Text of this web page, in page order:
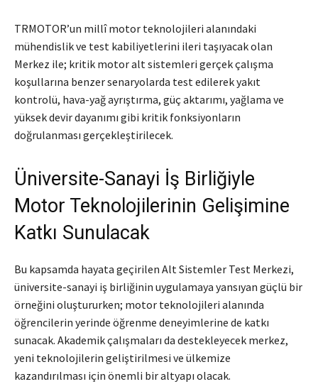
TRMOTOR’un millî motor teknolojileri alanındaki
mühendislik ve test kabiliyetlerini ileri taşıyacak olan
Merkez ile; kritik motor alt sistemleri gerçek çalışma
koşullarına benzer senaryolarda test edilerek yakıt
kontrolü, hava-yağ ayrıştırma, güç aktarımı, yağlama ve
yüksek devir dayanımı gibi kritik fonksiyonların
doğrulanması gerçekleştirilecek.
Üniversite-Sanayi İş Birliğiyle
Motor Teknolojilerinin Gelişimine
Katkı Sunulacak
Bu kapsamda hayata geçirilen Alt Sistemler Test Merkezi,
üniversite-sanayi iş birliğinin uygulamaya yansıyan güçlü bir
örneğini oluştururken; motor teknolojileri alanında
öğrencilerin yerinde öğrenme deneyimlerine de katkı
sunacak. Akademik çalışmaları da destekleyecek merkez,
yeni teknolojilerin geliştirilmesi ve ülkemize
kazandırılması için önemli bir altyapı olacak.